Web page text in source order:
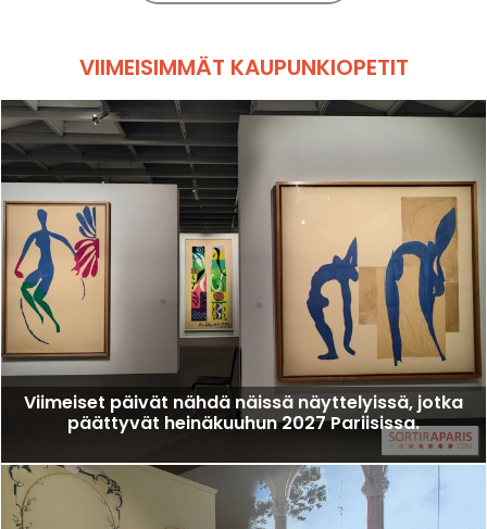
VIIMEISIMMÄT KAUPUNKIOPETIT
Viimeiset päivät nähdä näissä näyttelyissä, jotka
päättyvät heinäkuuhun 2027 Pariisissa.